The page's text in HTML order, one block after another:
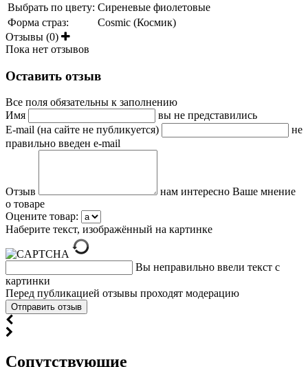
Выбрать по цвету: Сиреневые фиолетовые
Форма страз:
Cosmic (Космик)
Отзывы (0)
Пока нет отзывов
Оставить отзыв
Все поля обязательны к заполнению
Имя
вы не представились
E-mail (на сайте не публикуется)
не
правильно введен e-mail
Отзыв
нам интересно Ваше мнение
о товаре
Оцените товар:
Наберите текст, изображённый на картинке
Вы неправильно ввели текст с
картинки
Перед публикацией отзывы проходят модерацию
Cопутствующие